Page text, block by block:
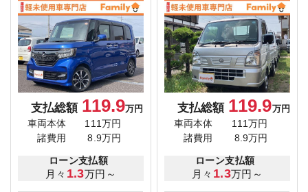
支払総額 119.9万円
車両本体
111万円
諸費用
8.9万円
ローン支払額
月々 1.3万円～
支払総額 119.9万円
車両本体
111万円
諸費用
8.9万円
ローン支払額
月々 1.3万円～